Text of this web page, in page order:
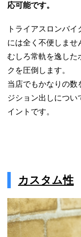
応可能です。
トライアスロンバ
には全く不便しませ
むしろ常軌を逸した
クを圧倒します。
当店でもかなりの数
ジション出しについ
イントです。
カスタム性